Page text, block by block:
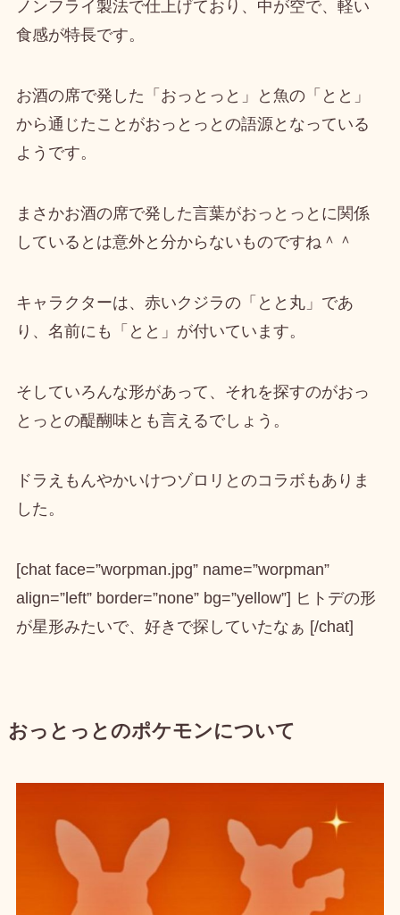
ノ ンフライ製法で仕上げており、中が空で、軽い
食感が特長です。
お酒の席で発した「おっとっと」と魚の「とと」
から通じたことがおっとっとの語源となっている
ようです。
まさかお酒の席で発した言葉がおっとっとに関係
しているとは意外と分からないものですね＾＾
キャラクターは、 赤いクジラの「とと丸」 であ
り、名前にも「とと」が付いています。
そしていろんな形があって、それを探すのがおっ
とっとの醍醐味とも言えるでしょう。
ドラえもんやかいけつゾロリとのコラボもありま
した。
[chat face=”worpman.jpg” name=”worpman”
align=”left” border=”none” bg=”yellow”] ヒトデの形
が星形みたいで、好きで探していたなぁ [/chat]
おっとっとのポケモンについて